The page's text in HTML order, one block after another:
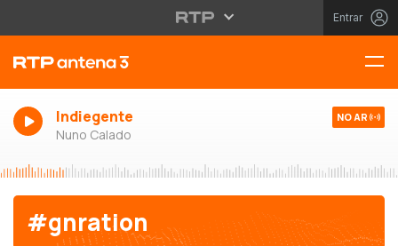
Entrar
Indiegente
Nuno Calado
NO AR
#gnration